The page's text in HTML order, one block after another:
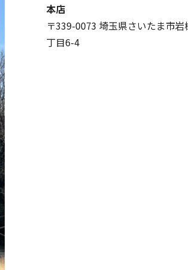
本店
〒339-0073 埼玉県さいたま市岩
丁目6-4